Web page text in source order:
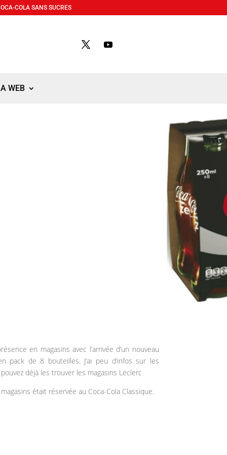
COLA SANS SUCRES
WEB
en magasins avec l’arrivée d’un nouveau
de 8 bouteilles. J’ai peu d’infos sur les
déjà les trouver les magasins Leclerc
était réservée au Coca-Cola Classique.